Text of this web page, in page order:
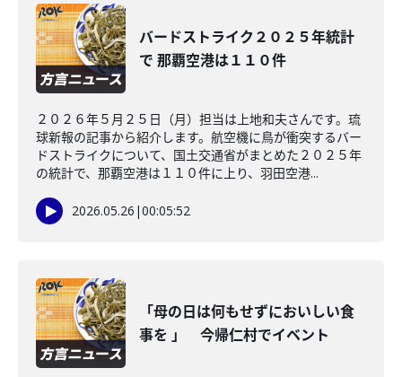
バードストライク２０２５年統計
で 那覇空港は１１０件
２０２６年５月２５日（月）担当は上地和夫さんです。琉
球新報の記事から紹介します。航空機に鳥が衝突するバー
ドストライクについて、国土交通省がまとめた２０２５年
の統計で、那覇空港は１１０件に上り、羽田空港...
2026.05.26 |00:05:52
「母の日は何もせずにおいしい食
事を 」 今帰仁村でイベント